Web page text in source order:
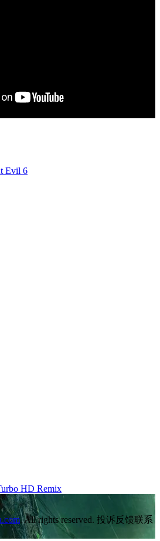
Evil 6
. All rights reserved. 投诉反馈联系